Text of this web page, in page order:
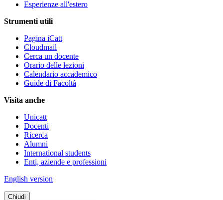
Esperienze all'estero
Strumenti utili
Pagina iCatt
Cloudmail
Cerca un docente
Orario delle lezioni
Calendario accademico
Guide di Facoltà
Visita anche
Unicatt
Docenti
Ricerca
Alumni
International students
Enti, aziende e professioni
English version
Chiudi